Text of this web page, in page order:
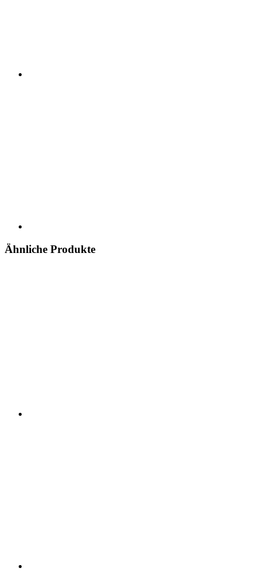
Ähnliche Produkte